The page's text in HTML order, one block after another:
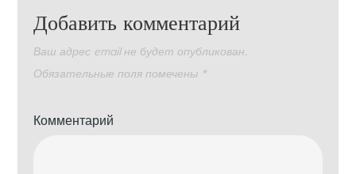
Добавить комментарий
Ваш адрес email не будет опубликован.
Обязательные поля помечены *
Комментарий